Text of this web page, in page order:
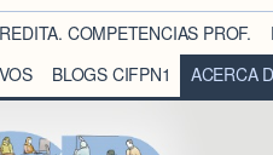
COMPETENCIAS PROF.
BLOGS CIFPN1 ACERCA